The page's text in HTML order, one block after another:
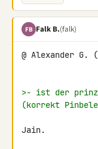
FB Falk B.(falk)
@ Alexander G.
>- ist der
(korrekt
Jain.